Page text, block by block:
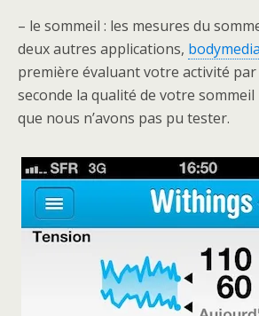
– le sommeil : les mesures du
deux autres applications, bodymedia
première évaluant votre activité
seconde la qualité de votre
que nous n’avons pas pu tester.